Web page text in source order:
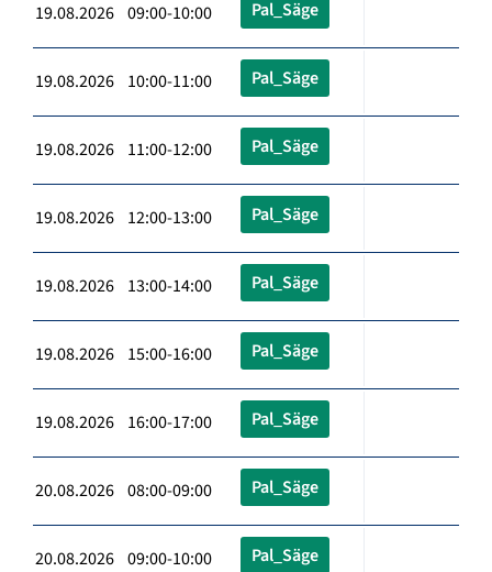
19.08.2026 09:00-10:00 Pal_Säge
19.08.2026 10:00-11:00 Pal_Säge
19.08.2026 11:00-12:00 Pal_Säge
19.08.2026 12:00-13:00 Pal_Säge
19.08.2026 13:00-14:00 Pal_Säge
19.08.2026 15:00-16:00 Pal_Säge
19.08.2026 16:00-17:00 Pal_Säge
20.08.2026 08:00-09:00 Pal_Säge
20.08.2026 09:00-10:00 Pal_Säge